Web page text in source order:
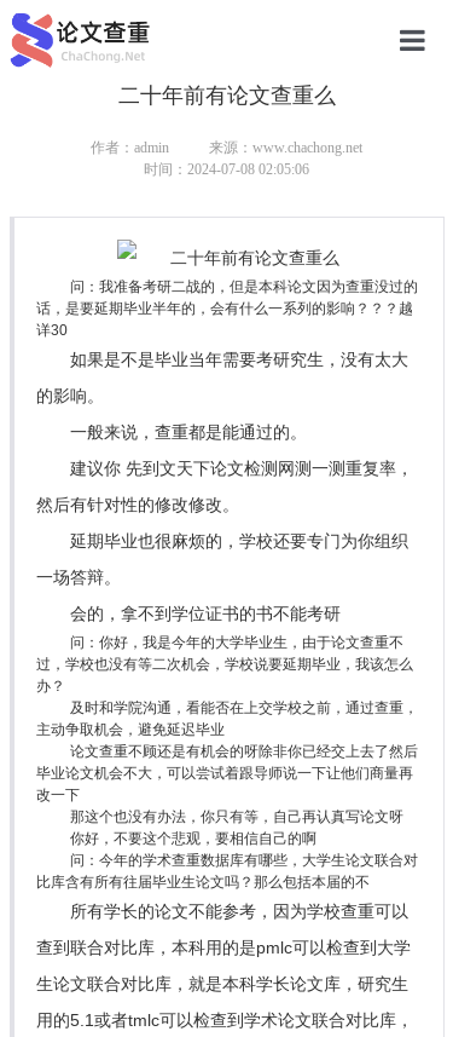
研究生论
硕士论文
二十年前有论文查重么
作者：admin
来源：www.chachong.net
时间：2024-07-08 02:05:06
问：我准备考研二战的，但是本科论文因为查重没过的
话，是要延期毕业半年的，会有什么一系列的影响？？？越
详30
如果是不是毕业当年需要考研究生，没有太大
的影响。
一般来说，查重都是能通过的。
建议你 先到文天下论文检测网测一测重复率，
然后有针对性的修改修改。
延期毕业也很麻烦的，学校还要专门为你组织
一场答辩。
会的，拿不到学位证书的书不能考研
问：你好，我是今年的大学毕业生，由于论文查重不
过，学校也没有等二次机会，学校说要延期毕业，我该怎么
办？
及时和学院沟通，看能否在上交学校之前，通过查重，
主动争取机会，避免延迟毕业
论文查重不顾还是有机会的呀除非你已经交上去了然后
毕业论文机会不大，可以尝试着跟导师说一下让他们商量再
改一下
那这个也没有办法，你只有等，自己再认真写论文呀
你好，不要这个悲观，要相信自己的啊
问：今年的学术查重数据库有哪些，大学生论文联合对
比库含有所有往届毕业生论文吗？那么包括本届的不
所有学长的论文不能参考，因为学校查重可以
查到联合对比库，本科用的是pmlc可以检查到大学
生论文联合对比库，就是本科学长论文库，研究生
用的5.1或者tmlc可以检查到学术论文联合对比库，